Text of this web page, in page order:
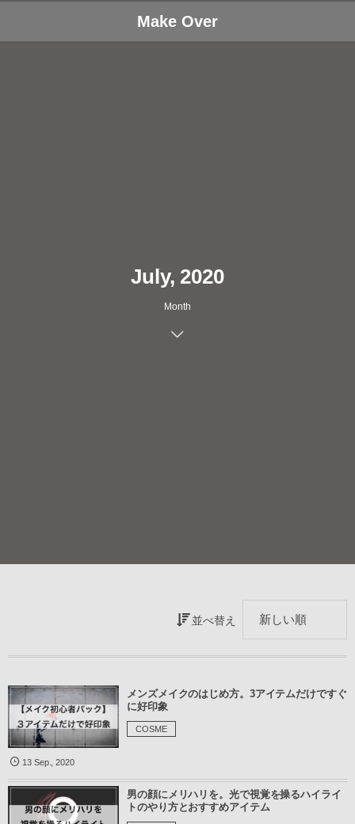
Make Over
July, 2020
Month
並べ替え
メンズメイクのはじめ方。3アイテムだけですぐ
に好印象
COSME
13 Sep. ,2020
男の顔にメリハリを。光で視覚を操るハイライ
トのやり方とおすすめアイテム